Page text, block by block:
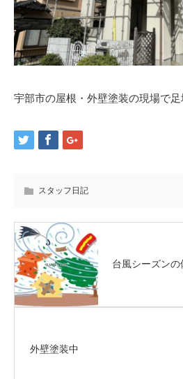
宇部市の屋根・外壁塗装の現場で足
スタッフ日記
台風シーズンの
外壁塗装中